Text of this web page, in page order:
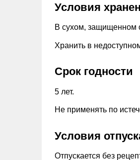
Условия
В сухом, защищенном
Хранить в
Срок годности
5 лет.
Не применять по
Условия
Отпускается без